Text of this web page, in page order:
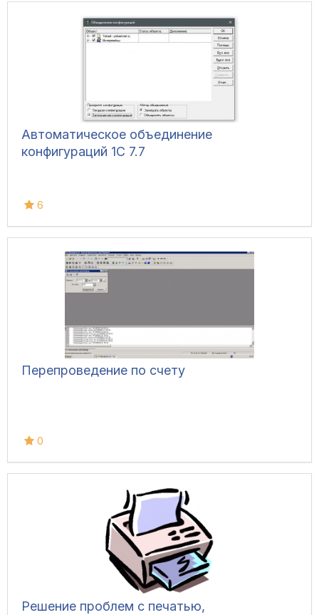
Автоматическое объединение
конфигураций 1С 7.7
6
Перепроведение по счету
0
Решение проблем с печатью,